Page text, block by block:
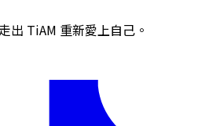
出 TiAM 重新愛上自己。